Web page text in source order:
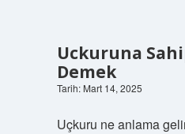
Uckuruna
Demek
Tarih: Mart 14, 2025
Uçkuru ne anlama